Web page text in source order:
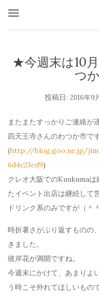
★今週末は10
つ
投稿日: 2016年9
またまたすっかりご連絡が
四天王寺さんのわつか市です
(http://blog.goo.ne.jp/
6d4c23ed9)
クレオ大阪でのKuukuma
たイベント出店は継続して
ドリンク系のみですが（＾
時折暑さがぶり返すものの
きました。
彼岸花が満開ですね。
今週末にかけて、あまりよ
う時こそ外れてほしいもので